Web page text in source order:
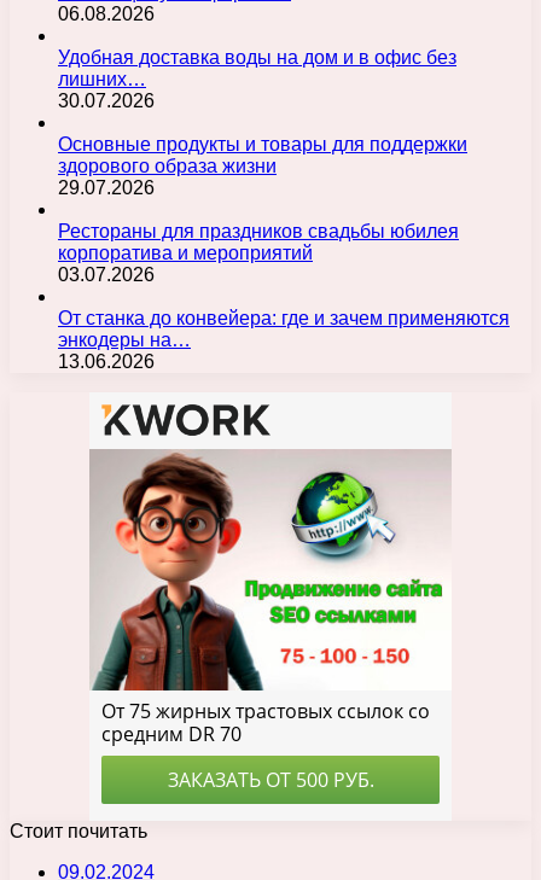
06.08.2026
Удобная доставка воды на дом и в офис без
лишних…
30.07.2026
Основные продукты и товары для поддержки
здорового образа жизни
29.07.2026
Рестораны для праздников свадьбы юбилея
корпоратива и мероприятий
03.07.2026
От станка до конвейера: где и зачем применяются
энкодеры на…
13.06.2026
Стоит почитать
09.02.2024